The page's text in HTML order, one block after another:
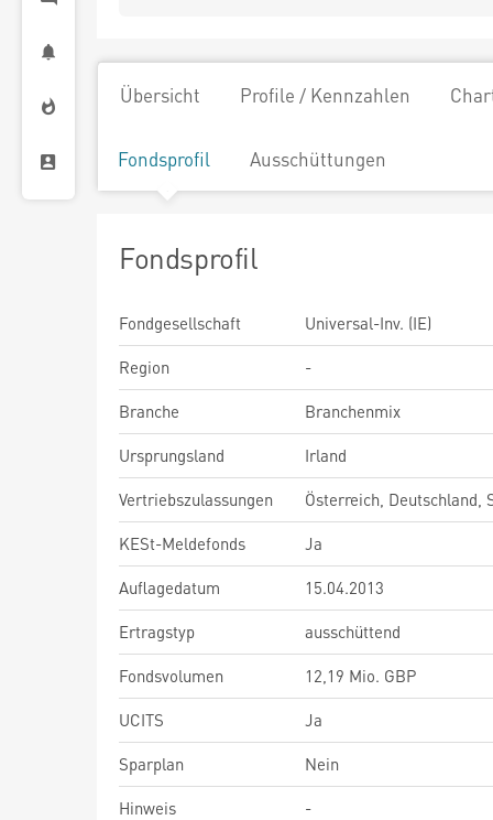
Übersicht Profile / Kennzahlen
Fondsprofil Ausschüttungen
Fondsprofil
Fondgesellschaft
Universal-Inv. (IE)
Region
-
Branche
Branchenmix
Ursprungsland
Irland
Vertriebszulassungen
Österreich, Deutschland,
KESt-Meldefonds
Ja
Auflagedatum
15.04.2013
Ertragstyp
ausschüttend
Fondsvolumen
12,19 Mio. GBP
UCITS
Ja
Sparplan
Nein
Hinweis
-